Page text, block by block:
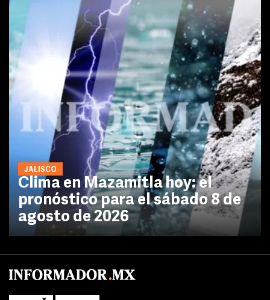
JALISCO
Clima en Mazamitla hoy: el
pronóstico para el sábado 8 de
agosto de 2026